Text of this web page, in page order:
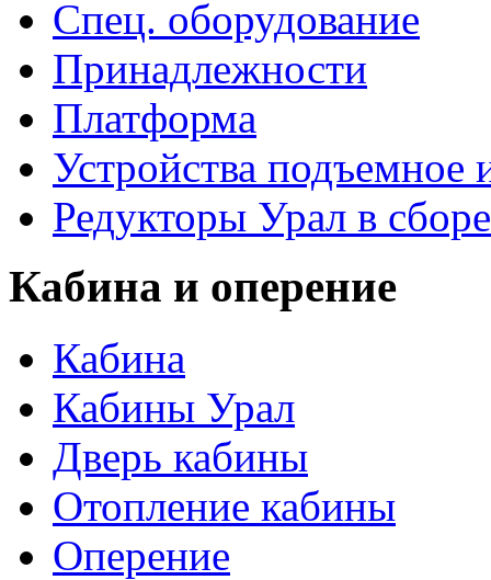
Спец. оборудование
Принадлежности
Платформа
Устройства
Редукторы Урал в сборе
Кабина и оперение
Кабина
Кабины Урал
Дверь кабины
Отопление кабины
Оперение